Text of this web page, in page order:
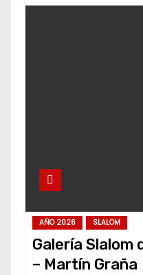
AÑO 2026 SLALOM
Galería Slalom
– Martín Graña